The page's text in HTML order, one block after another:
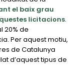
el baix grau
licitacions.
20% de
Per aquest motiu,
de Catalunya
d’aquest tipus de